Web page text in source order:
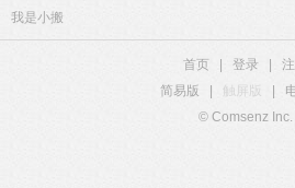
我是小搬
首页 登录
简易版
触屏版
© Comsenz Inc.